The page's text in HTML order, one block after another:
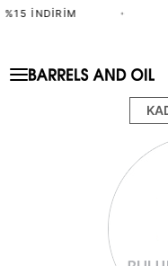
İNDIRIM •